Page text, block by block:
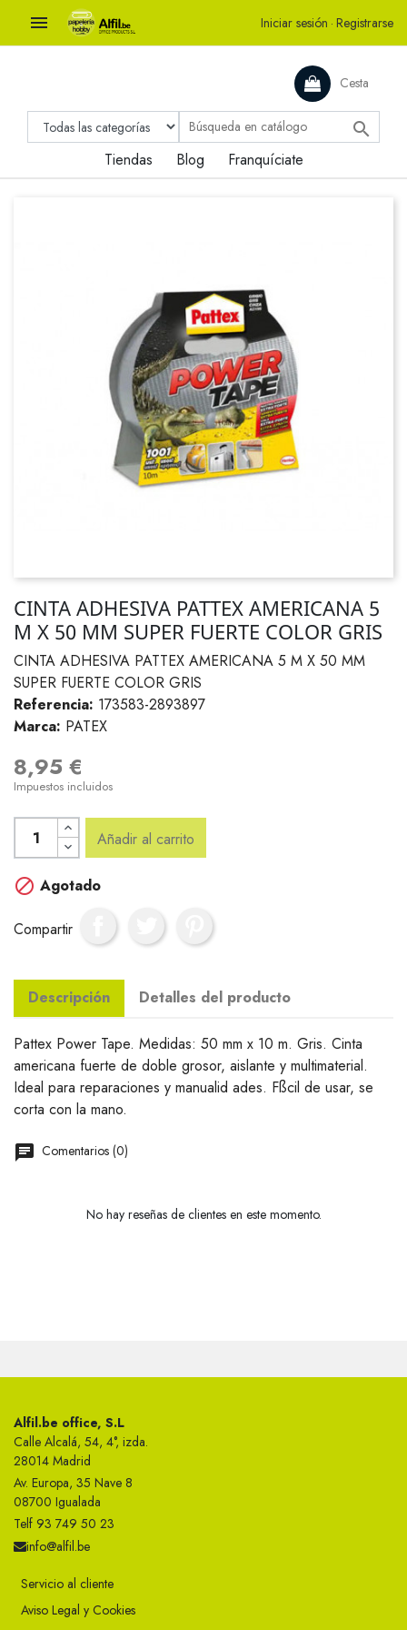
 Iniciar sesión · Registrarse
Cesta

Tiendas Blog Franquíciate
CINTA ADHESIVA PATTEX AMERICANA 5
M X 50 MM SUPER FUERTE COLOR GRIS
CINTA ADHESIVA PATTEX AMERICANA 5 M X 50 MM
SUPER FUERTE COLOR GRIS
Referencia: 173583-2893897
Marca: PATEX
8,95 €
Impuestos incluidos
Añadir al carrito
 Agotado
Compartir
Descripción Detalles del producto
Pattex Power Tape. Medidas: 50 mm x 10 m. Gris. Cinta
americana fuerte de doble grosor, aislante y multimaterial.
Ideal para reparaciones y manualid ades. Fßcil de usar, se
corta con la mano.
Comentarios (0)
No hay reseñas de clientes en este momento.
Alfil.be office, S.L
Calle Alcalá, 54, 4°, izda.
28014 Madrid
Av. Europa, 35 Nave 8
08700 Igualada
Telf 93 749 50 23
info@alfil.be
Servicio al cliente
Aviso Legal y Cookies